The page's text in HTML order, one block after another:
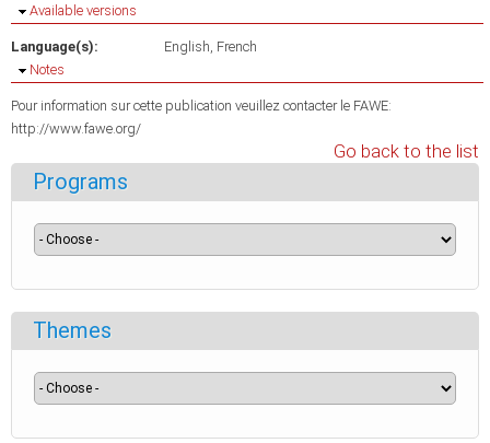
Hide
Available versions
Language(s): English French
Hide
Notes
Pour information sur cette publication veuillez contacter le FAWE:
http://www.fawe.org/
Go back to the list
Programs
Themes